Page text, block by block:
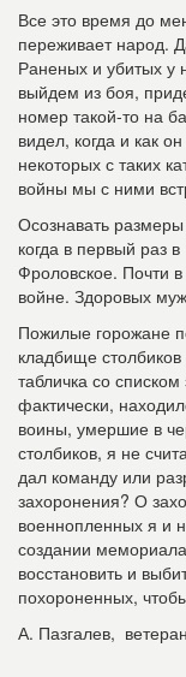
Все это время до
переживает народ.
Раненых и убитых у
выйдем из боя,
номер такой-то на
видел, когда и как
некоторых с таких
войны мы с ними
Осознавать
когда в первый раз
Фроловское. Почти
войне. Здоровых
Пожилые горожане
кладбище
табличка со
фактически,
воины, умершие в
столбиков, я не
дал команду или
захоронения? О
военнопленных я и
создании
восстановить и
похороненных,
А. Пазгалев,